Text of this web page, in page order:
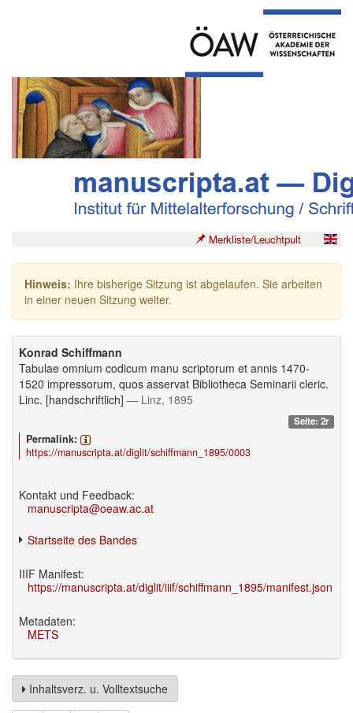
Merkliste/Leuchtpult
Hinweis: Ihre bisherige Sitzung ist abgelaufen. Sie arbeiten
in einer neuen Sitzung weiter.
Konrad Schiffmann
Tabulae omnium codicum manu scriptorum et annis 1470-
1520 impressorum, quos asservat Bibliotheca Seminarii cleric.
Linc. [handschriftlich] — Linz, 1895
Seite: 2r
Permalink:
https://manuscripta.at/diglit/schiffmann_1895/0003
Kontakt und Feedback:
manuscripta@oeaw.ac.at
Startseite des Bandes
IIIF Manifest:
https://manuscripta.at/diglit/iiif/schiffmann_1895/manifest.json
Metadaten:
METS
Inhaltsverz. u. Volltextsuche